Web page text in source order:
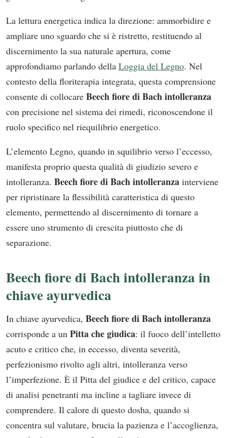
La lettura energetica indica la direzione: ammorbidire e
ampliare uno sguardo che si è ristretto, restituendo al
discernimento la sua naturale apertura, come
approfondiamo parlando della Loggia del Legno. Nel
contesto della floriterapia integrata, questa comprensione
consente di collocare Beech fiore di Bach intolleranza
con precisione nel sistema dei rimedi, riconoscendone il
ruolo specifico nel riequilibrio energetico.
L’elemento Legno, quando in squilibrio verso l’eccesso,
manifesta proprio questa qualità di giudizio severo e
intolleranza. Beech fiore di Bach intolleranza interviene
per ripristinare la flessibilità caratteristica di questo
elemento, permettendo al discernimento di tornare a
essere uno strumento di crescita piuttosto che di
separazione.
Beech fiore di Bach intolleranza in
chiave ayurvedica
In chiave ayurvedica, Beech fiore di Bach intolleranza
corrisponde a un Pitta che giudica: il fuoco dell’intelletto
acuto e critico che, in eccesso, diventa severità,
perfezionismo rivolto agli altri, intolleranza verso
l’imperfezione. È il Pitta del giudice e del critico, capace
di analisi penetranti ma incline a tagliare invece di
comprendere. Il calore di questo dosha, quando si
concentra sul valutare, brucia la pazienza e l’accoglienza,